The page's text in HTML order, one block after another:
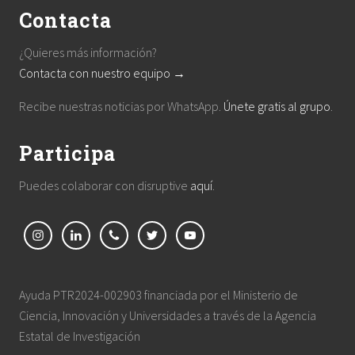
Contacta
¿Quieres más información?
Contacta con nuestro equipo →
Recibe nuestras noticias por WhatsApp. Únete gratis al grupo.
Participa
Puedes colaborar con disruptive aquí.
Ayuda PTR2024-002903 financiada por el Ministerio de
Ciencia, Innovación y Universidades a través de la Agencia
Estatal de Investigación